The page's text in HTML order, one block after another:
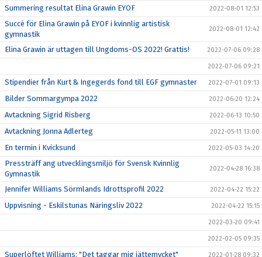
Summering resultat Elina Grawin EYOF 2022-08-01 12:53
Succé för Elina Grawin på EYOF i kvinnlig artistisk
gymnastik
2022-08-01 12:42
Elina Grawin är uttagen till Ungdoms-OS 2022! Grattis! 2022-07-06 09:28
2022-07-06 09:21
Stipendier från Kurt & Ingegerds fond till EGF gymnaster 2022-07-01 09:13
Bilder Sommargympa 2022 2022-06-20 12:24
Avtackning Sigrid Risberg 2022-06-13 10:50
Avtackning Jonna Adlerteg 2022-05-11 13:00
En termin i Kvicksund 2022-05-03 14:20
Pressträff ang utvecklingsmiljö för Svensk Kvinnlig
Gymnastik
2022-04-28 16:38
Jennifer Williams Sörmlands Idrottsprofil 2022 2022-04-22 15:22
Uppvisning - Eskilstunas Näringsliv 2022 2022-04-22 15:15
2022-03-20 09:41
2022-02-05 09:35
Superlöftet Williams: "Det taggar mig jättemycket" 2022-01-28 09:32